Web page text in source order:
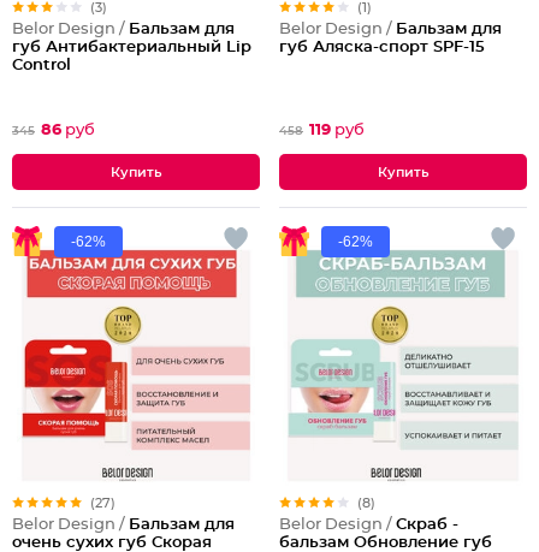
(3)
Belor Design / Бальзам для
губ Антибактериальный Lip
Control
345 86 руб
(1)
Belor Design / Бальзам для
губ Аляска-спорт SPF-15
458 119 руб
-62%
(27)
Belor Design / Бальзам для
очень сухих губ Скорая
-62%
(8)
Belor Design / Скраб -
бальзам Обновление губ